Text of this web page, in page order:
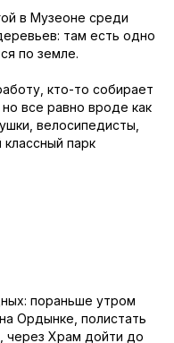
в Музеоне среди
там есть одно
по земле.
кто-то собирает
все равно вроде как
велосипедисты,
парк
пораньше утром
Ордынке, полистать
через Храм дойти до